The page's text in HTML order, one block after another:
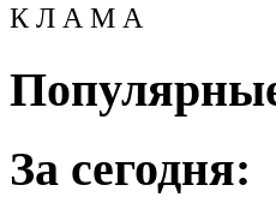
К Л А М А
За сегодня: